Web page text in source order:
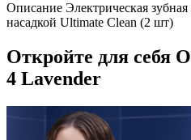
Описание Электрическая
насадкой Ultimate Clean (2 шт)
Откройте для себя
4 Lavender